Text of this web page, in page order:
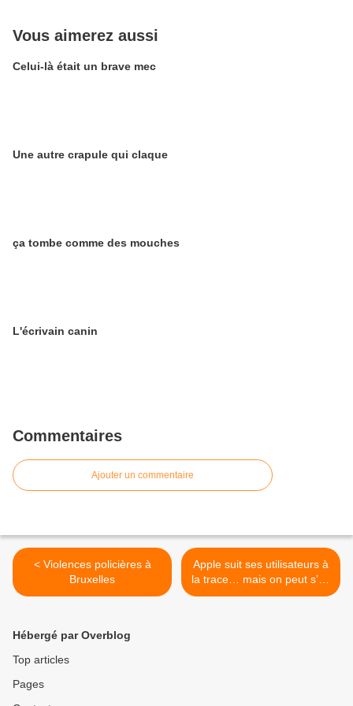
Vous aimerez aussi
Celui-là était un brave mec
Une autre crapule qui claque
ça tombe comme des mouches
L'écrivain canin
Commentaires
Ajouter un commentaire
< Violences policières à
Bruxelles
Apple suit ses utilisateurs à
la trace… mais on peut s’en
prémunir >
Hébergé par Overblog
Top articles
Pages